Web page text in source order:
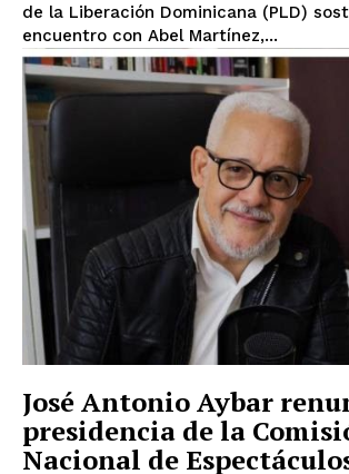
de la Liberación Dominicana (PLD)
encuentro con Abel Martínez,...
José Antonio Aybar
presidencia de la
Nacional de